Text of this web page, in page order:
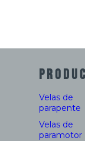
Velas de
parapente
Velas de
paramotor